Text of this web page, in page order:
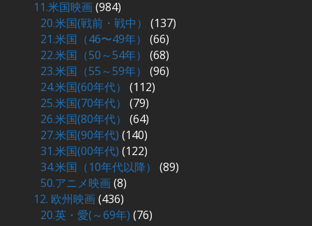
11.米国映画(984)
20.米国(戦前・戦中）
(137)
21.米国（46〜49年）
(66)
22.米国（50～54年）
(68)
23.米国（55～59年）
(96)
24.米国(60年代）
(112)
25.米国(70年代）
(79)
26.米国(80年代）
(64)
27.米国(90年代) (140)
31.米国(00年代) (122)
34.米国（10年代以降）
(89)
50.アニメ映画(8)
12. 欧州映画(436)
20.英・愛(～69年) (76)